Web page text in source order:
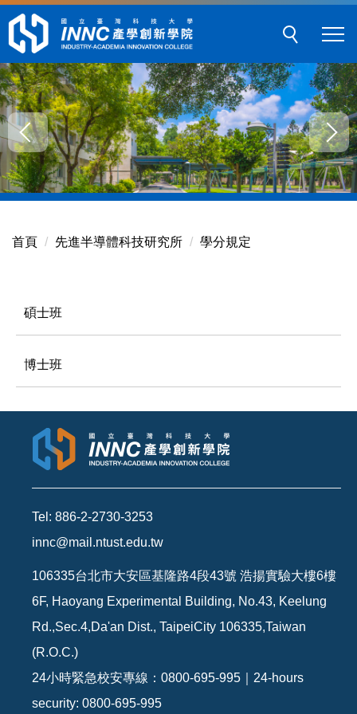
跳
主
要
內
容
區
塊
首頁 先進半導體科技研究所 學分規定
碩士班
博士班
Tel: 886-2-2730-3253
innc@mail.ntust.edu.tw
106335台北市大安區基隆路4段43號 浩揚實驗大樓6樓
6F, Haoyang Experimental Building, No.43, Keelung
Rd.,Sec.4,Da'an Dist., TaipeiCity 106335,Taiwan
(R.O.C.)
24小時緊急校安專線：0800-695-995｜24-hours
security: 0800-695-995